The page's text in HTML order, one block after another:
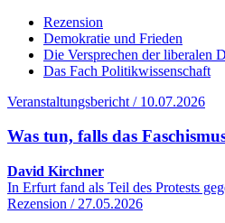
Rezension
Demokratie und Frieden
Die Versprechen der liberalen
Das Fach Politikwissenschaft
Veranstaltungsbericht / 10.07.2026
Was tun, falls das
David Kirchner
In Erfurt fand als Teil des Protests
Rezension / 27.05.2026